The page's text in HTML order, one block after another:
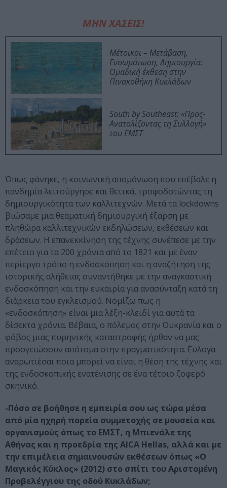
ΜΗΝ ΧΑΣΕΙΣ!
Μέτοικοι – Μετάβαση,
Ενσωμάτωση, Δημιουργία:
Ομαδική έκθεση στην
Πινακοθήκη Κυκλάδων
South by Southeast: «Προς-
Ανατολίζοντας τη Συλλογή»
του ΕΜΣΤ
Όπως φάνηκε, η κοινωνική απομόνωση που επέβαλε η
πανδημία λειτούργησε και θετικά, τροφοδοτώντας τη
δημιουργικότητα των καλλιτεχνών. Μετά τα lockdowns
βιώσαμε μια θεαματική δημιουργική έξαρση με
πληθώρα καλλιτεχνικών εκδηλώσεων, εκθέσεων και
δράσεων. Η επανεκκίνηση της τέχνης συνέπεσε με την
επέτειο για τα 200 χρόνια από το 1821 και με έναν
περίεργο τρόπο η ενδοσκόπηση και η αναζήτηση της
ιστορικής αλήθειας συναντήθηκε με την αναγκαστική
ενδοσκόπηση και την ευκαιρία για ανασύνταξη κατά τη
διάρκεια του εγκλεισμού. Νομίζω πως η
«ενδοσκόπηση» είναι μια λέξη-κλειδί για αυτά τα
δίσεκτα χρόνια. Βέβαια, ο πόλεμος στην Ουκρανία και ο
φόβος μιας πυρηνικής καταστροφής ήρθαν να μας
προσγειώσουν απότομα στην πραγματικότητα. Εύλογα
αναρωτιέσαι ποια μπορεί να είναι η θέση της τέχνης και
της ενδοσκοπικής ενατένισης σε ένα τέτοιο ζοφερό
σκηνικό.
-Πόσο σε βοήθησε η εμπειρία σου ως τώρα μέσα
από μία ηχηρή πορεία συμμετοχής σε μουσεία και
οργανισμούς όπως το ΕΜΣΤ, η Μπιενάλε της
Αθήνας και η προεδρία της AICA Hellas, αλλά και με
την επιμέλεια σημαινουσών εκθέσεων όπως «Ο
Μαγικός Κύκλος» (2012) στο σπίτι του Αριστομένη
Προβελέγγιου της οδού Κυκλάδων;